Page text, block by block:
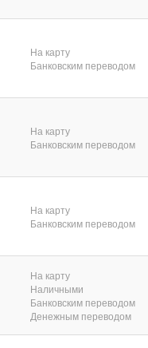
На карту
Банковским переводом
На карту
Банковским переводом
На карту
Банковским переводом
На карту
Наличными
Банковским переводом
Денежным переводом